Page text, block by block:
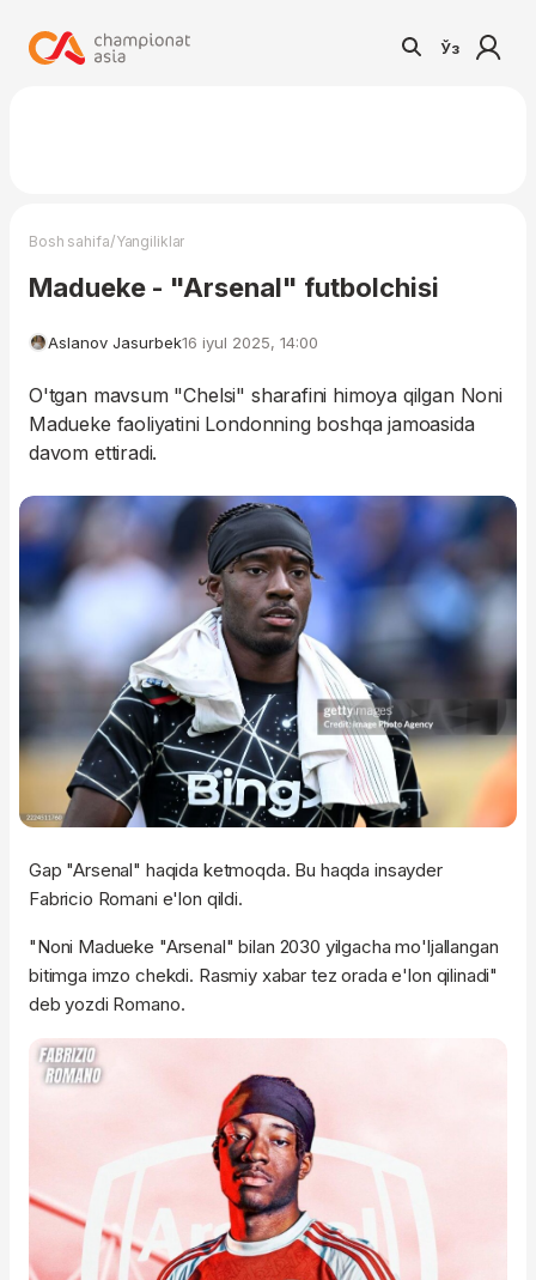
Ўз
Bosh sahifa/Yangiliklar
Madueke - "Arsenal" futbolchisi
Aslanov Jasurbek16 iyul 2025, 14:00
O'tgan mavsum "Chelsi" sharafini himoya qilgan Noni
Madueke faoliyatini Londonning boshqa jamoasida
davom ettiradi.
Gap "Arsenal" haqida ketmoqda. Bu haqda insayder
Fabricio Romani e'lon qildi.
"Noni Madueke "Arsenal" bilan 2030 yilgacha mo'ljallangan
bitimga imzo chekdi. Rasmiy xabar tez orada e'lon qilinadi"
deb yozdi Romano.